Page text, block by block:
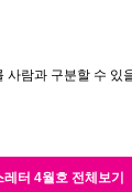
사람과 구분할 수 있
레터 4월호 전체보기